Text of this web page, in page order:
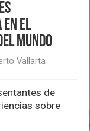
en el
Mundo
Vallarta
de
sobre